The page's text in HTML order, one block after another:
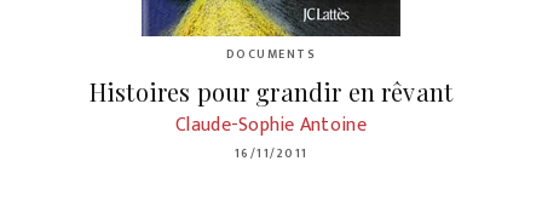
DOCUMENTS
Histoires pour grandir en rêvant
Claude-Sophie Antoine
16/11/2011